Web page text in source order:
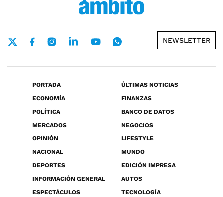
NEWSLETTER
PORTADA
ÚLTIMAS NOTICIAS
ECONOMÍA
FINANZAS
POLÍTICA
BANCO DE DATOS
MERCADOS
NEGOCIOS
OPINIÓN
LIFESTYLE
NACIONAL
MUNDO
DEPORTES
EDICIÓN IMPRESA
INFORMACIÓN GENERAL
AUTOS
ESPECTÁCULOS
TECNOLOGÍA